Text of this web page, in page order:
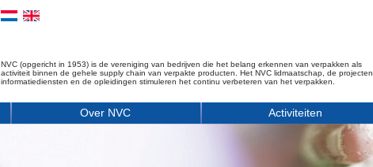
NVC (opgericht in 1953) is de vereniging van bedrijven die het belang erkennen van verpakken als
activiteit binnen de gehele supply chain van verpakte producten. Het NVC lidmaatschap, de projecten,
informatiediensten en de opleidingen stimuleren het continu verbeteren van het verpakken.
Over NVC Activiteiten